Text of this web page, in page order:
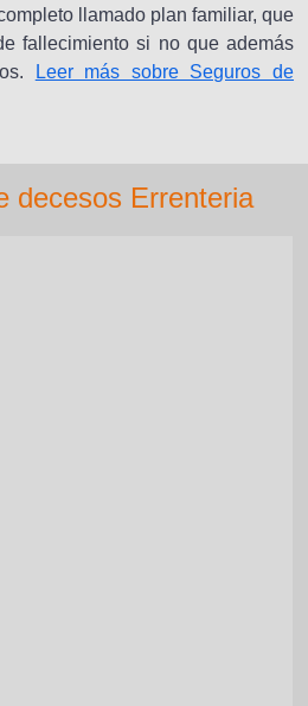
llamado plan familiar, que
fallecimiento si no que además
Leer más sobre Seguros de
decesos Errenteria